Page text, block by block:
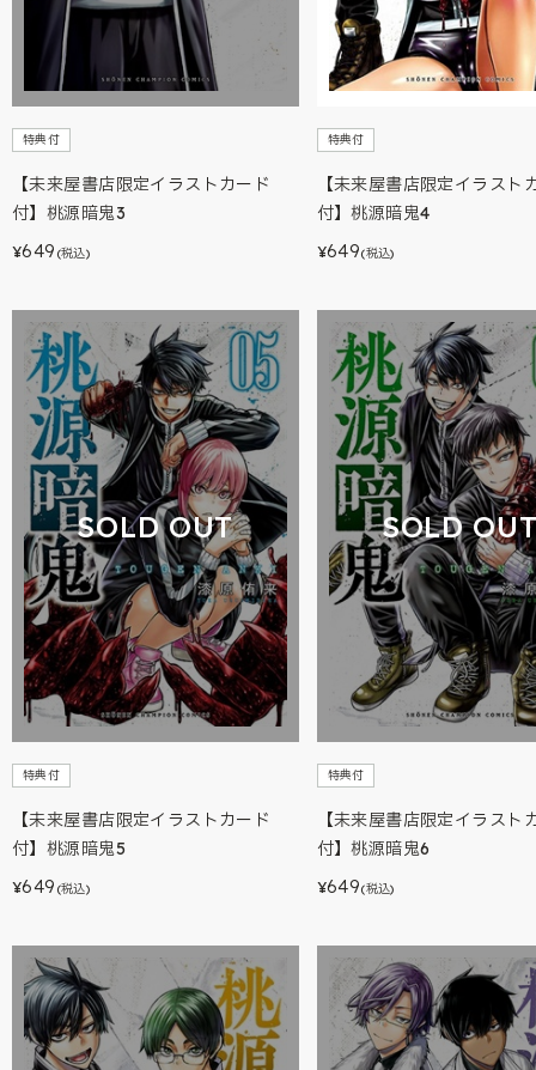
特典付
【未来屋書店限定イラストカード
付】桃源暗鬼3
¥649 (税込)
特典付
【未来屋書店限定イラスト
付】桃源暗鬼4
¥649(税込)
SOLD OUT
特典付
【未来屋書店限定イラストカード
付】桃源暗鬼5
¥649 (税込)
SOLD
特典付
【未来屋書店限定イラスト
付】桃源暗鬼6
¥649(税込)